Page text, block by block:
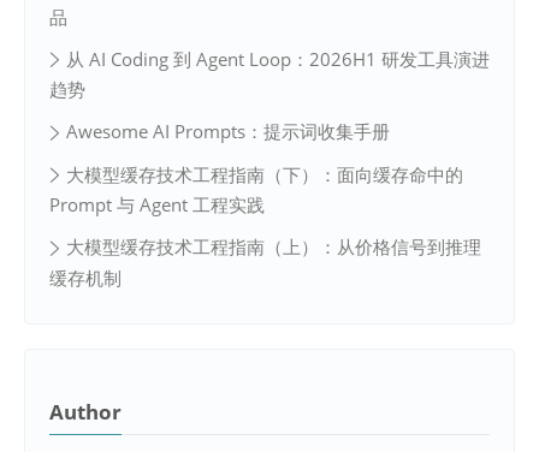
品
从 AI Coding 到 Agent Loop：2026H1 研发工具演进
趋势
Awesome AI Prompts：提示词收集手册
大模型缓存技术工程指南（下）：面向缓存命中的
Prompt 与 Agent 工程实践
大模型缓存技术工程指南（上）：从价格信号到推理
缓存机制
Author